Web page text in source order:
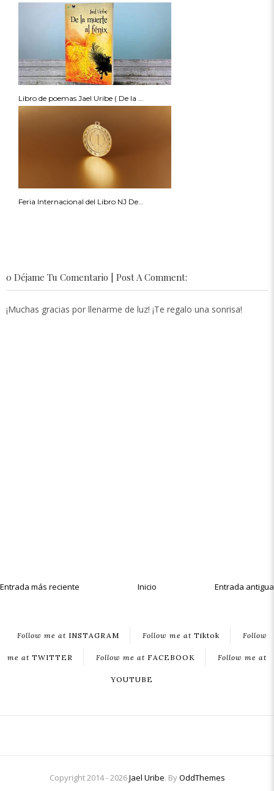
Libro de poemas Jael Uribe ( De la ...
Feria Internacional del Libro NJ De...
0 Déjame Tu Comentario | Post A Comment:
¡Muchas gracias por llenarme de luz! ¡Te regalo una sonrisa!
Entrada más reciente Entrada antigua
Inicio
Follow me at INSTAGRAM Follow me atTiktok Follow
me atTWITTER Follow me atFACEBOOK Follow me at
YOUTUBE
Copyright 2014 - 2026Jael Uribe. ByOddThemes